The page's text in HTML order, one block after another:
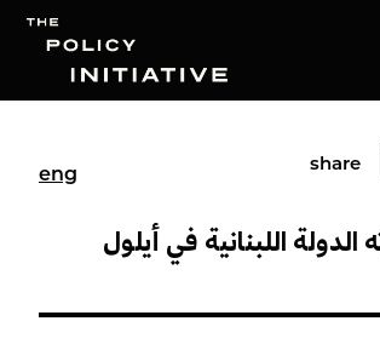
eng
share
الدولة اللبنانية في أيلول
Search